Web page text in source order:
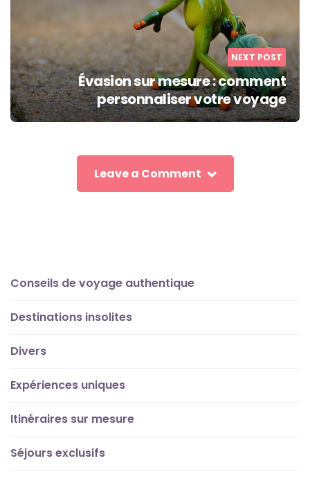
NEXT POST
Évasion sur mesure : comment
personnaliser votre voyage
Leave a Comment
Conseils de voyage authentique
Destinations insolites
Divers
Expériences uniques
Itinéraires sur mesure
Séjours exclusifs